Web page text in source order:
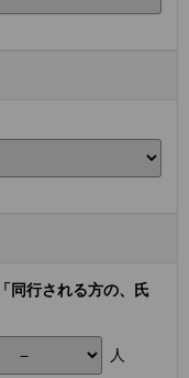
同行される方の、氏
人